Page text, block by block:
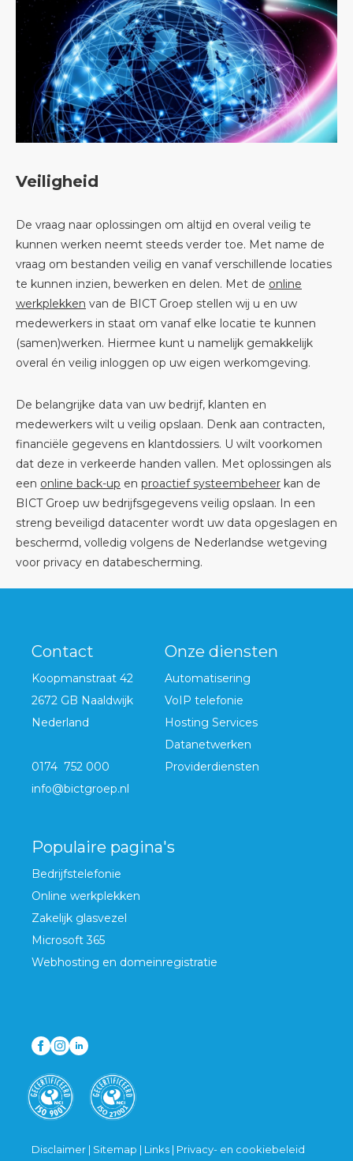
Veiligheid
De vraag naar oplossingen om altijd en overal veilig te
kunnen werken neemt steeds verder toe. Met name de
vraag om bestanden veilig en vanaf verschillende locaties
te kunnen inzien, bewerken en delen. Met de online
werkplekken van de BICT Groep stellen wij u en uw
medewerkers in staat om vanaf elke locatie te kunnen
(samen)werken. Hiermee kunt u namelijk gemakkelijk
overal én veilig inloggen op uw eigen werkomgeving.
De belangrijke data van uw bedrijf, klanten en
medewerkers wilt u veilig opslaan. Denk aan contracten,
financiële gegevens en klantdossiers. U wilt voorkomen
dat deze in verkeerde handen vallen. Met oplossingen als
een online back-up en proactief systeembeheer kan de
BICT Groep uw bedrijfsgegevens veilig opslaan. In een
streng beveiligd datacenter wordt uw data opgeslagen en
beschermd, volledig volgens de Nederlandse wetgeving
voor privacy en databescherming.
Contact
Koopmanstraat 42
2672 GB Naaldwijk
Nederland
0174 752 000
info@bictgroep.nl
Onze diensten
Automatisering
VoIP telefonie
Hosting Services
Datanetwerken
Providerdiensten
Populaire pagina's
Bedrijfstelefonie
Online werkplekken
Zakelijk glasvezel
Microsoft 365
Webhosting en domeinregistratie
Disclaimer | Sitemap | Links | Privacy- en cookiebeleid